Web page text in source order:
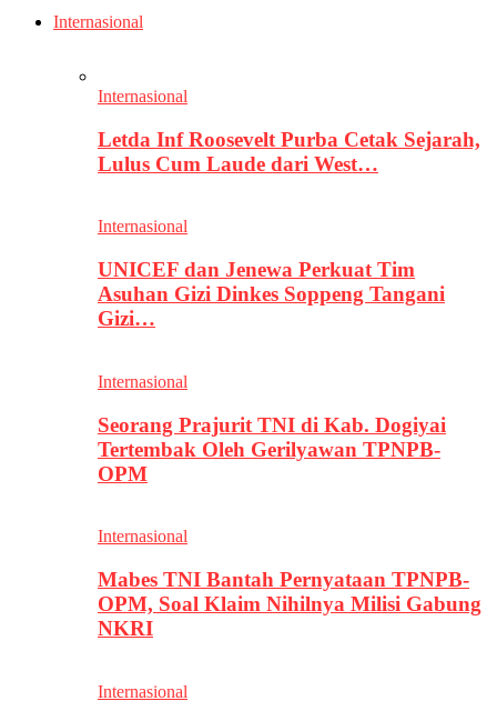
Internasional
Internasional
Letda Inf Roosevelt Purba Cetak Sejarah,
Lulus Cum Laude dari West…
Internasional
UNICEF dan Jenewa Perkuat Tim
Asuhan Gizi Dinkes Soppeng Tangani
Gizi…
Internasional
Seorang Prajurit TNI di Kab. Dogiyai
Tertembak Oleh Gerilyawan TPNPB-
OPM
Internasional
Mabes TNI Bantah Pernyataan TPNPB-
OPM, Soal Klaim Nihilnya Milisi Gabung
NKRI
Internasional